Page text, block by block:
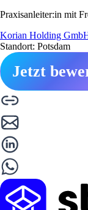
Praxisanleiter:in mit
Korian Holding
Standort: Potsdam
Jetzt